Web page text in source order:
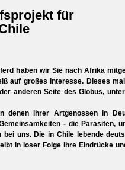
für
haben wir Sie nach Afrika
auf großes Interesse. Dieses
anderen Seite des Globus,
denen ihrer Artgenossen in
- die Parasiten,
bei uns. Die in Chile lebende
in loser Folge ihre Eindrücke